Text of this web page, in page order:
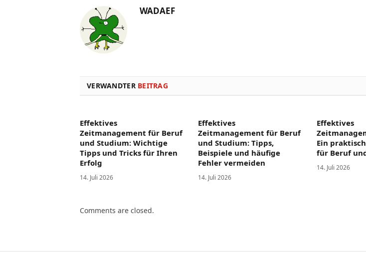
WADAEF
VERWANDTER BEITRAG
Effektives
Zeitmanagement für Beruf
und Studium: Wichtige
Tipps und Tricks für Ihren
Erfolg
14. Juli 2026
Effektives
Zeitmanagement für Beruf
und Studium: Tipps,
Beispiele und häufige
Fehler vermeiden
14. Juli 2026
Effektives
Ein
für Beruf
14. Juli 2026
Comments are closed.